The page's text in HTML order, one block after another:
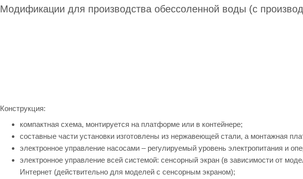
Модификации для производства обессоленной воды (с
Конструкция:
компактная схема, монтируется на платформе или в контейнере;
составные части установки изготовлены из нержавеющей стали, а монтажная
электронное управление насосами – регулируемый уровень электропитания и
электронное управление всей системой: сенсорный экран (в зависимости от
Интернет (действительно для моделей с сенсорным экраном);